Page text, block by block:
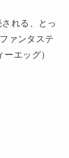
れる、とっ
ァンタステ
エッグ）